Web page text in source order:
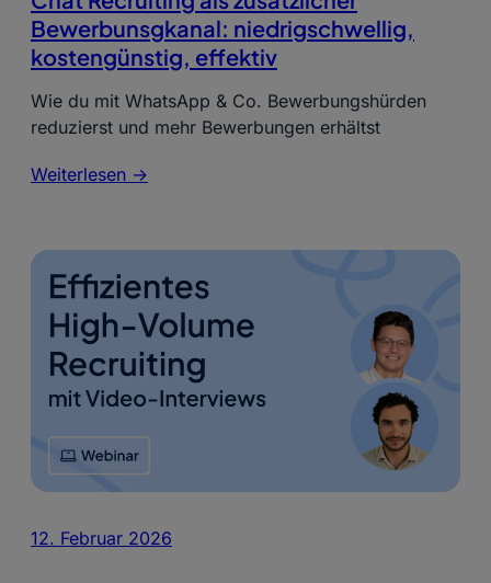
Bewerbunsgkanal: niedrigschwellig,
kostengünstig, effektiv
Wie du mit WhatsApp & Co. Bewerbungshürden
reduzierst und mehr Bewerbungen erhältst
Weiterlesen ->
12. Februar 2026